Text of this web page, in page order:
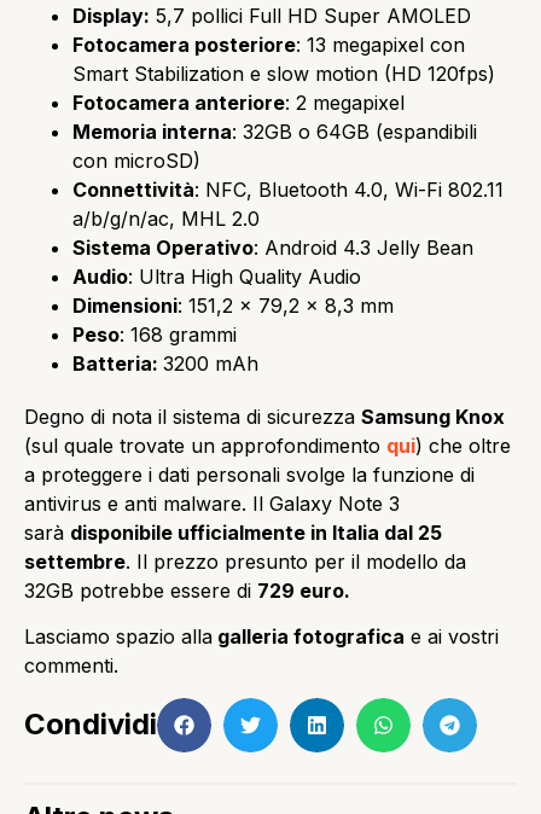
Display: 5,7 pollici Full HD Super AMOLED
Fotocamera posteriore: 13 megapixel con
Smart Stabilization e slow motion (HD 120fps)
Fotocamera anteriore: 2 megapixel
Memoria interna: 32GB o 64GB (espandibili
con microSD)
Connettività: NFC, Bluetooth 4.0, Wi-Fi 802.11
a/b/g/n/ac, MHL 2.0
Sistema Operativo: Android 4.3 Jelly Bean
Audio: Ultra High Quality Audio
Dimensioni: 151,2 x 79,2 x 8,3 mm
Peso: 168 grammi
Batteria: 3200 mAh
Degno di nota il sistema di sicurezza Samsung Knox
(sul quale trovate un approfondimento qui) che oltre
a proteggere i dati personali svolge la funzione di
antivirus e anti malware. Il Galaxy Note 3
sarà disponibile ufficialmente in Italia dal 25
settembre. Il prezzo presunto per il modello da
32GB potrebbe essere di 729 euro.
Lasciamo spazio alla galleria fotografica e ai vostri
commenti.
Condividi